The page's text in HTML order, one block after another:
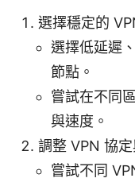
選擇穩定的
選擇低延遲
節點。
嘗試在不同
與速度。
調整 VPN 協
嘗試不同